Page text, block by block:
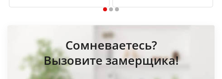
1 2 3
Сомневаетесь?
Вызовите замерщика!